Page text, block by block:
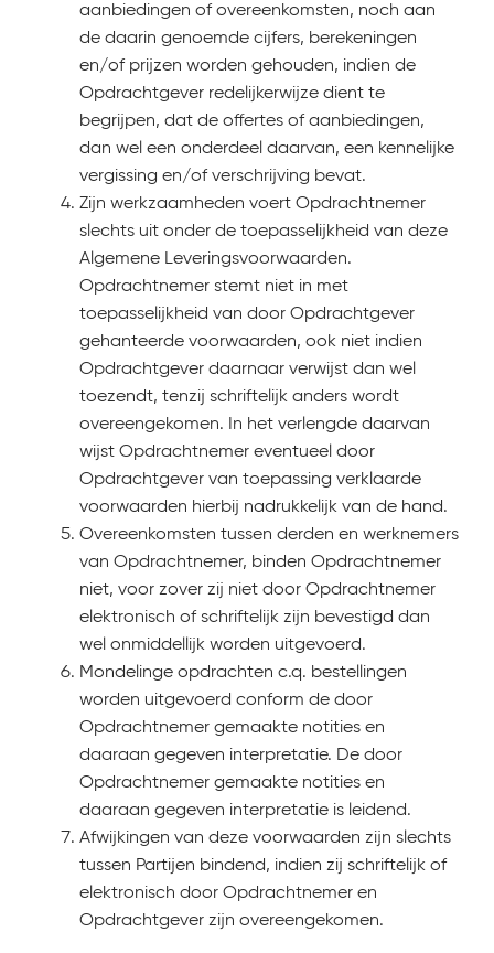
aanbiedingen of overeenkomsten, noch aan
de daarin genoemde cijfers, berekeningen
en/of prijzen worden gehouden, indien de
Opdrachtgever redelijkerwijze dient te
begrijpen, dat de offertes of aanbiedingen,
dan wel een onderdeel daarvan, een kennelijke
vergissing en/of verschrijving bevat.
Zijn werkzaamheden voert Opdrachtnemer
slechts uit onder de toepasselijkheid van deze
Algemene Leveringsvoorwaarden.
Opdrachtnemer stemt niet in met
toepasselijkheid van door Opdrachtgever
gehanteerde voorwaarden, ook niet indien
Opdrachtgever daarnaar verwijst dan wel
toezendt, tenzij schriftelijk anders wordt
overeengekomen. In het verlengde daarvan
wijst Opdrachtnemer eventueel door
Opdrachtgever van toepassing verklaarde
voorwaarden hierbij nadrukkelijk van de hand.
Overeenkomsten tussen derden en werknemers
van Opdrachtnemer, binden Opdrachtnemer
niet, voor zover zij niet door Opdrachtnemer
elektronisch of schriftelijk zijn bevestigd dan
wel onmiddellijk worden uitgevoerd.
Mondelinge opdrachten c.q. bestellingen
worden uitgevoerd conform de door
Opdrachtnemer gemaakte notities en
daaraan gegeven interpretatie. De door
Opdrachtnemer gemaakte notities en
daaraan gegeven interpretatie is leidend.
Afwijkingen van deze voorwaarden zijn slechts
tussen Partijen bindend, indien zij schriftelijk of
elektronisch door Opdrachtnemer en
Opdrachtgever zijn overeengekomen.